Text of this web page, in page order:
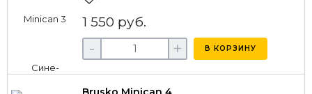
1 550 руб.
- + В КОРЗИНУ